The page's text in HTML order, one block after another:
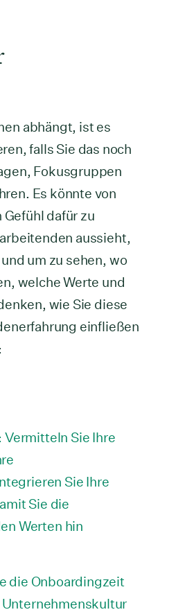
abhängt, ist es
falls Sie das noch
Fokusgruppen
Es könnte von
dafür zu
aussieht,
um zu sehen, wo
welche Werte und
wie Sie diese
einfließen
Vermitteln Sie Ihre
Sie Ihre
Sie die
Werten hin
die Onboardingzeit